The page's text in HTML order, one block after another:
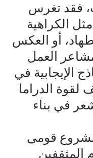
فقد تغرس
الكراهية
أو العكس
العمل
الإيجابية في
الدراما
في بناء
مشروع قومى
المثقفين